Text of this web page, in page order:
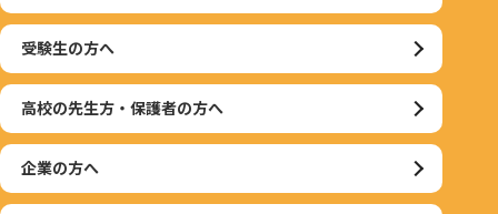
受験生の方へ
高校の先生方・保護者の方へ
企業の方へ